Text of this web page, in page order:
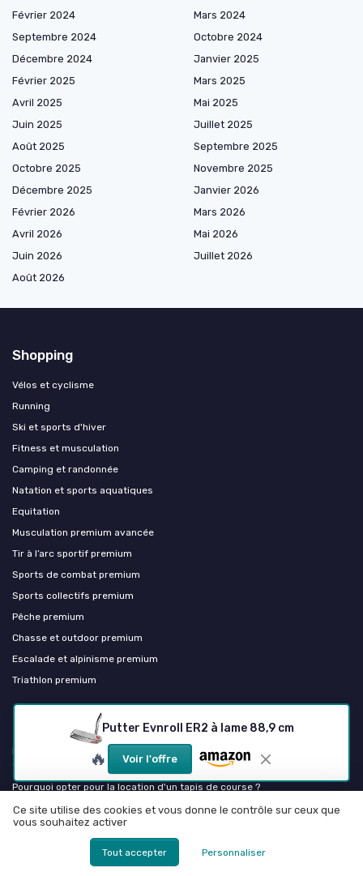
Putter Evnroll ER2 à lame 88,9 cm
🔥 Voir l'offre
Février 2024
Mars 2024
Septembre 2024
Octobre 2024
Décembre 2024
Janvier 2025
Février 2025
Mars 2025
Avril 2025
Mai 2025
Juin 2025
Juillet 2025
Août 2025
Septembre 2025
Octobre 2025
Novembre 2025
Décembre 2025
Janvier 2026
Février 2026
Mars 2026
Avril 2026
Mai 2026
Juin 2026
Juillet 2026
Août 2026
Shopping
Vélos et cyclisme
Running
Ski et sports d'hiver
Fitness et musculation
Camping et randonnée
Natation et sports aquatiques
Equitation
Musculation premium avancée
Tir à l’arc sportif premium
Sports de combat premium
Sports collectifs premium
Pêche premium
Chasse et outdoor premium
Escalade et alpinisme premium
Triathlon premium
Programme salle de sport femme pdf : guide ultime pour une
transformation physique
Pourquoi opter pour la location d'un tapis de course ?
Comprendre la liquidation judiciaire chez destock golf
Téléchargez votre plan d’entraînement hyrox en PDF pour progresser
Bordeaux patinoire meriadeck : tout ce que vous devez savoir
Ce site utilise des cookies et vous donne le contrôle sur ceux que
vous souhaitez activer
Tout accepter Personnaliser